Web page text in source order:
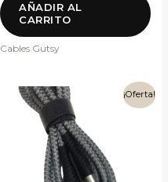
AÑADIR AL
CARRITO
Cables Gutsy
¡Oferta!
El
precio
original
era:
$150.00.
es:
$130.00.